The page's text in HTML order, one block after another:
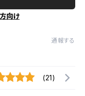
向け
通報する
(21)